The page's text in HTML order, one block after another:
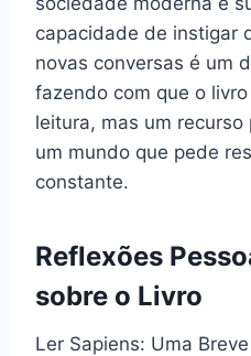
capacidade de instigar
novas conversas é um
fazendo com que o
leitura, mas um
um mundo que pede
constante.
Reflexões
sobre o Livro
Ler Sapiens: Uma